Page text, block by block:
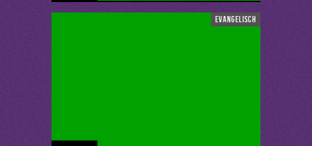
evangelisch